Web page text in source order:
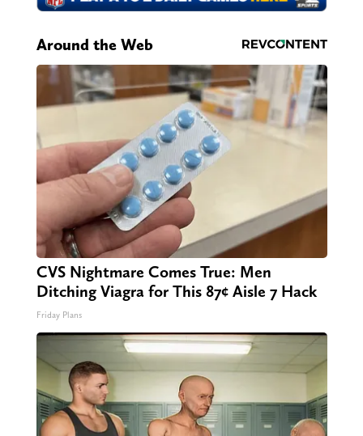
Around the Web
CVS Nightmare Comes True: Men
Ditching Viagra for This 87¢ Aisle 7 Hack
Friday Plans